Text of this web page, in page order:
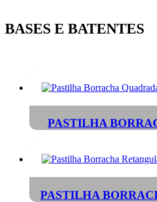
BASES E BATENTES
PASTILHA
PASTILHA